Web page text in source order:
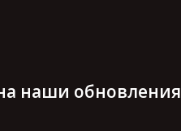
наши обновления